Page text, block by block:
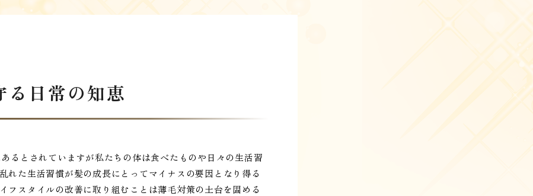
る日常の知恵
るとされていますが私たちの体は食べたものや日々の生活習
れた生活習慣が髪の成長にとってマイナスの要因となり得る
フスタイルの改善に取り組むことは薄毛対策の土台を固める